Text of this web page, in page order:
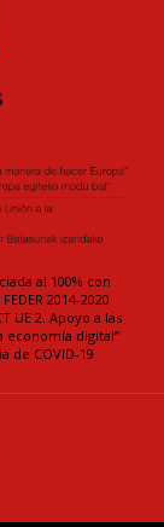
al 100% con
2014-2020
UE 2. Apoyo a las
economía digital”
de COVID-19